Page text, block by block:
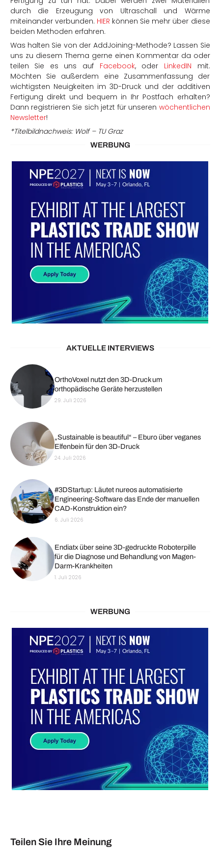
durch die Erzeugung von Ultraschall und Wärme
miteinander verbunden. HIER können Sie mehr über diese
beiden Methoden erfahren.
Was halten Sie von der AddJoining-Methode? Lassen Sie
uns zu diesem Thema gerne einen Kommentar da oder
teilen Sie es uns auf Facebook, oder LinkedIN mit.
Möchten Sie außerdem eine Zusammenfassung der
wichtigsten Neuigkeiten im 3D-Druck und der additiven
Fertigung direkt und bequem in Ihr Postfach erhalten?
Dann registrieren Sie sich jetzt für unseren wöchentlichen
Newsletter!
*Titelbildnachweis: Wolf – TU Graz
WERBUNG
AKTUELLE INTERVIEWS
OrthoVoxel nutzt den 3D-Druck um
orthopädische Geräte herzustellen
29. Juli 2026
„Sustainable is beautiful“ – Eburo über veganes
Elfenbein für den 3D-Druck
24. Juli 2026
#3DStartup: Läutet nureos automatisierte
Engineering-Software das Ende der manuellen
CAD-Konstruktion ein?
6. Juli 2026
Endiatx über seine 3D-gedruckte Roboterpille
für die Diagnose und Behandlung von Magen-
Darm-Krankheiten
1. Juli 2026
WERBUNG
Teilen Sie Ihre Meinung